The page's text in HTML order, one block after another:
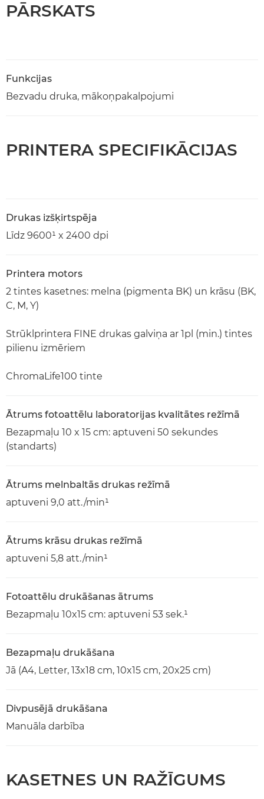
PĀRSKATS
Funkcijas
Bezvadu druka, mākoņpakalpojumi
PRINTERA SPECIFIKĀCIJAS
Drukas izšķirtspēja
Līdz 9600¹ x 2400 dpi
Printera motors
2 tintes kasetnes: melna (pigmenta BK) un krāsu (BK,
C, M, Y)
Strūklprintera FINE drukas galviņa ar 1pl (min.) tintes
pilienu izmēriem
ChromaLife100 tinte
Ātrums fotoattēlu laboratorijas kvalitātes režīmā
Bezapmaļu 10 x 15 cm: aptuveni 50 sekundes
(standarts)
Ātrums melnbaltās drukas režīmā
aptuveni 9,0 att./min¹
Ātrums krāsu drukas režīmā
aptuveni 5,8 att./min¹
Fotoattēlu drukāšanas ātrums
Bezapmaļu 10x15 cm: aptuveni 53 sek.¹
Bezapmaļu drukāšana
Jā (A4, Letter, 13x18 cm, 10x15 cm, 20x25 cm)
Divpusējā drukāšana
Manuāla darbība
KASETNES UN RAŽĪGUMS